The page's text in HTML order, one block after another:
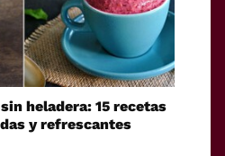
heladera: 15 recetas
y refrescantes